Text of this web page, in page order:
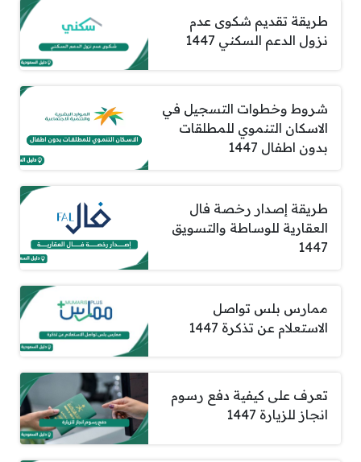
طريقة تقديم شكوى عدم
نزول الدعم السكني 1447
شروط وخطوات التسجيل في
الاسكان التنموي للمطلقات
بدون اطفال 1447
طريقة إصدار رخصة فال
العقارية للوساطة والتسويق
1447
ممارس بلس تواصل
الاستعلام عن تذكرة 1447
تعرف على كيفية دفع رسوم
انجاز للزيارة 1447